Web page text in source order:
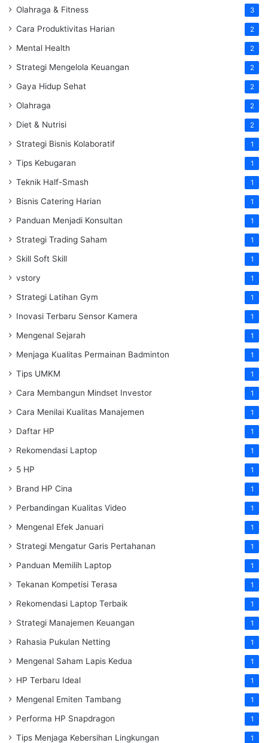
Olahraga & Fitness 3
Cara Produktivitas Harian 2
Mental Health 2
Strategi Mengelola Keuangan 2
Gaya Hidup Sehat 2
Olahraga 2
Diet & Nutrisi 2
Strategi Bisnis Kolaboratif 1
Tips Kebugaran 1
Teknik Half-Smash 1
Bisnis Catering Harian 1
Panduan Menjadi Konsultan 1
Strategi Trading Saham 1
Skill Soft Skill 1
vstory 1
Strategi Latihan Gym 1
Inovasi Terbaru Sensor Kamera 1
Mengenal Sejarah 1
Menjaga Kualitas Permainan Badminton 1
Tips UMKM 1
Cara Membangun Mindset Investor 1
Cara Menilai Kualitas Manajemen 1
Daftar HP 1
Rekomendasi Laptop 1
5 HP 1
Brand HP Cina 1
Perbandingan Kualitas Video 1
Mengenal Efek Januari 1
Strategi Mengatur Garis Pertahanan 1
Panduan Memilih Laptop 1
Tekanan Kompetisi Terasa 1
Rekomendasi Laptop Terbaik 1
Strategi Manajemen Keuangan 1
Rahasia Pukulan Netting 1
Mengenal Saham Lapis Kedua 1
HP Terbaru Ideal 1
Mengenal Emiten Tambang 1
Performa HP Snapdragon 1
Tips Menjaga Kebersihan Lingkungan 1